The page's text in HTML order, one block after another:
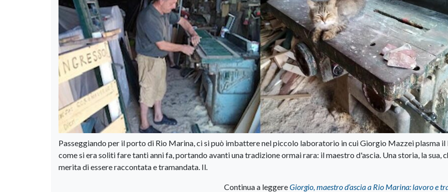
Passeggiando per il porto di Rio Marina, ci si può imbattere nel piccolo laboratorio in cui Giorgio Mazzei plasma il
come si era soliti fare tanti anni fa, portando avanti una tradizione ormai rara: il maestro d'ascia. Una storia, la sua,
merita di essere raccontata e tramandata. Il.
Continua a leggereGiorgio, maestro d’ascia a Rio Marina: lavoro e